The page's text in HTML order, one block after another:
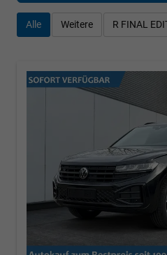
Alle Weitere R FINAL